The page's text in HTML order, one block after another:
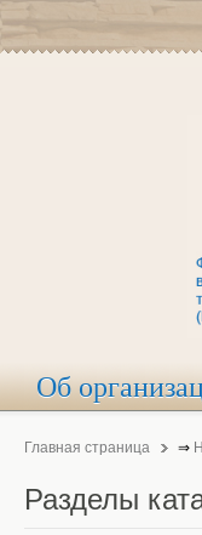
Об
Главная страница ⇒
Разделы